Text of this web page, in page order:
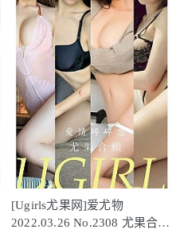
[Ugirls尤果网]爱尤物
2022.03.26 No.2308 尤果合集